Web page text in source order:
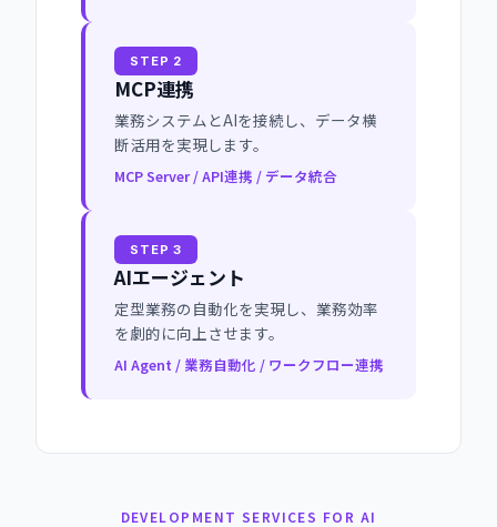
STEP 2
MCP連携
業務システムとAIを接続し、データ横
断活用を実現します。
MCP Server / API連携 / データ統合
STEP 3
AIエージェント
定型業務の自動化を実現し、業務効率
を劇的に向上させます。
AI Agent / 業務自動化 / ワークフロー連携
DEVELOPMENT SERVICES FOR AI